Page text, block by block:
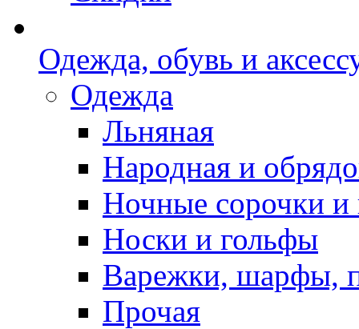
Одежда, обувь и
Одежда
Льняная
Народная и
Ночные сорочки
Носки и гольфы
Варежки, шарфы,
Прочая